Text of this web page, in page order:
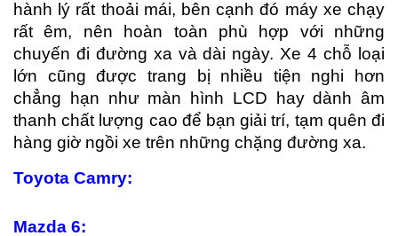
hành lý rất thoải mái, bên cạnh đó máy xe chạy
rất êm, nên hoàn toàn phù hợp với những
chuyến đi đường xa và dài ngày. Xe 4 chỗ loại
lớn cũng được trang bị nhiều tiện nghi hơn
chẳng hạn như màn hình LCD hay dành âm
thanh chất lượng cao để bạn giải trí, tạm quên đi
hàng giờ ngồi xe trên những chặng đường xa.
Toyota Camry:
Mazda 6: